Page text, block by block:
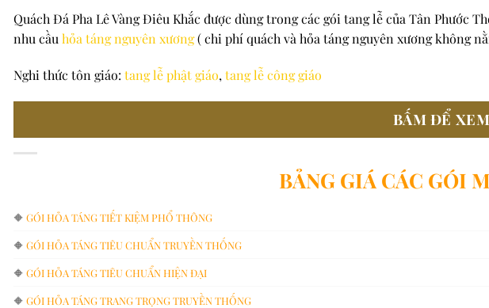
Quách Đá Pha Lê Vàng Điêu Khắc được dùng trong các gói tang lễ của Tân Phước
nhu cầu hỏa táng nguyên xương( chi phí quách và hỏa táng nguyên xương không
Nghi thức tôn giáo: tang lễ phật giáo, tang lễ công giáo
BẤM ĐỂ
BẢNG GIÁ CÁC GÓI
🔶 GÓI HỎA TÁNG TIẾT KIỆM PHỔ THÔNG
🔶 GÓI HỎA TÁNG TIÊU CHUẨN TRUYỀN THỐNG
🔶 GÓI HỎA TÁNG TIÊU CHUẨN HIỆN ĐẠI
🔶 GÓI HỎA TÁNG TRANG TRỌNG TRUYỀN THỐNG